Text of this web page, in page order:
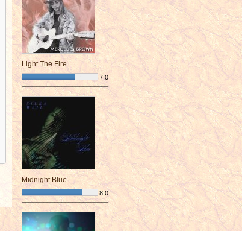
Light The Fire
7,0
¯¯¯¯¯¯¯¯¯¯¯¯¯¯¯¯¯¯¯¯¯¯¯¯
Midnight Blue
8,0
¯¯¯¯¯¯¯¯¯¯¯¯¯¯¯¯¯¯¯¯¯¯¯¯